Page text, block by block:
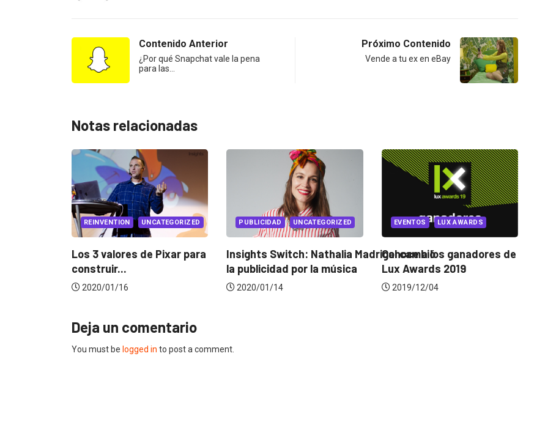
Contenido Anterior
¿Por qué Snapchat vale la pena
para las…
Próximo Contenido
Vende a tu ex en eBay
Notas relacionadas
PUBLICIDAD UNCATEGORIZED
Insights Switch: Nathalia Madrigal cambió
la publicidad por la música
2020/01/14
EVENTOS LUX AWARDS
Conoce a los ganadores de
Lux Awards 2019
2019/12/04
REINVENTION UNCATEGORIZED
Los 3 valores de Pixar para
construir...
2020/01/16
Deja un comentario
You must be logged in to post a comment.